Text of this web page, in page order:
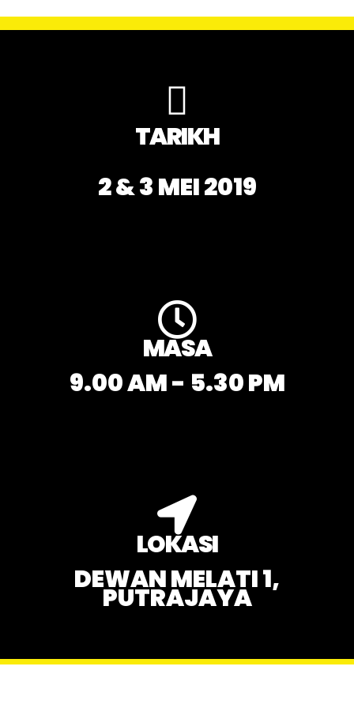
TARIKH
2 & 3 MEI 2019
MASA
9.00 AM - 5.30 PM
LOKASI
DEWAN MELATI 1,
PUTRAJAYA